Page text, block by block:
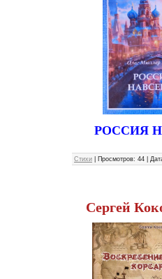
РОССИЯ
Стихи Просмотров: 44
Сергей